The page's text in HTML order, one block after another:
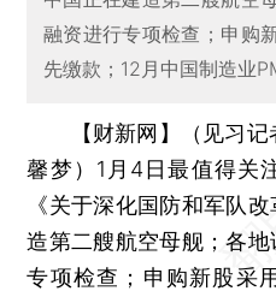
融资进行专项检查；申购
先缴款；12月中国制造业
【财新网】（见习
馨梦） 1月4日最值得关
《关于深化国防和军队
造第二艘航空母舰；各
专项检查；申购新股采